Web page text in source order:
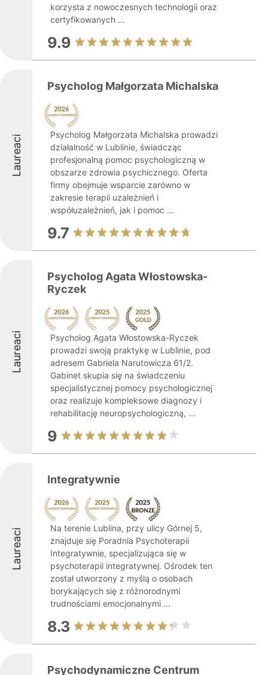
korzysta z nowoczesnych technologii oraz
certyfikowanych ...
9.9
Laureaci
Psycholog Małgorzata Michalska
Psycholog Małgorzata Michalska prowadzi
działalność w Lublinie, świadcząc
profesjonalną pomoc psychologiczną w
obszarze zdrowia psychicznego. Oferta
firmy obejmuje wsparcie zarówno w
zakresie terapii uzależnień i
współuzależnień, jak i pomoc ...
9.7
Laureaci
Psycholog Agata Włostowska-
Ryczek
Psycholog Agata Włostowska-Ryczek
prowadzi swoją praktykę w Lublinie, pod
adresem Gabriela Narutowicza 61/2.
Gabinet skupia się na świadczeniu
specjalistycznej pomocy psychologicznej
oraz realizuje kompleksowe diagnozy i
rehabilitację neuropsychologiczną, ...
9
Laureaci
Integratywnie
Na terenie Lublina, przy ulicy Górnej 5,
znajduje się Poradnia Psychoterapii
Integratywnie, specjalizująca się w
psychoterapii integratywnej. Ośrodek ten
został utworzony z myślą o osobach
borykających się z różnorodnymi
trudnościami emocjonalnymi ...
8.3
Psychodynamiczne Centrum